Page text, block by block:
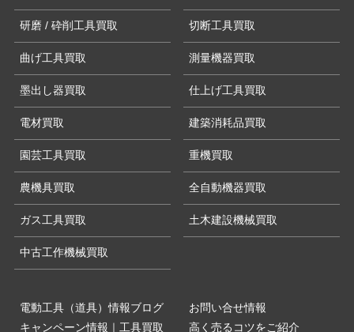
研磨 / 砕削工具買取 切断工具買取
曲げ工具買取 測量機器買取
墨出し器買取 仕上げ工具買取
電材買取 建築消耗品買取
園芸工具買取 重機買取
農機具買取 全自動機器買取
ガス工具買取 土木建設機械買取
中古工作機械買取
電動工具（道具）情報ブログ
お問い合せ情報
キャンペーン情報｜工具買取
高く売るコツをご紹介